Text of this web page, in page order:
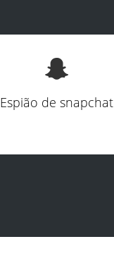
Espião de snapchat